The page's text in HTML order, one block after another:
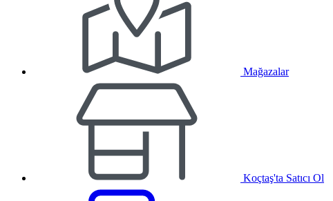
Mağazalar
Koçtaş'ta Satıcı Ol